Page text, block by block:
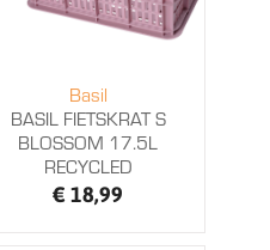
Basil
BASIL FIETSKRAT S
BLOSSOM 17.5L
RECYCLED
€ 18,99